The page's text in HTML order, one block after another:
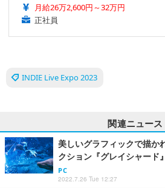
月給26万2,600円～32万円
正社員
INDIE Live Expo 2023
関連ニュース
美しいグラフィックで描か
クション『グレイシャード
PC
2022.7.26 Tue 12:27